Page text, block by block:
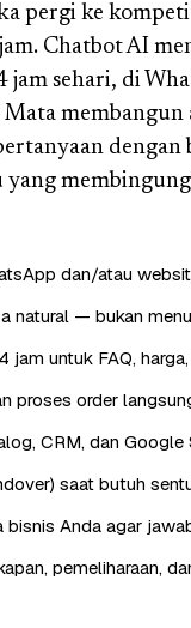
pergi ke
Chatbot AI
sehari, di
Mata membangun
dengan
dan/atau
natural — bukan
jam untuk FAQ,
proses order
CRM, dan Google
saat butuh
bisnis Anda agar
pemeliharaan,